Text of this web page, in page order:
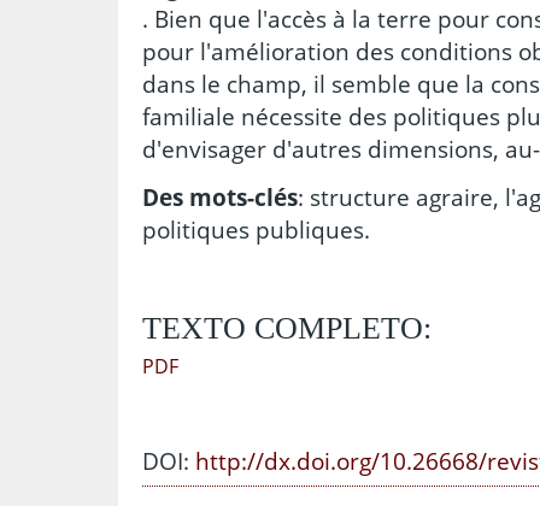
. Bien que l'accès à la terre pour
pour l'amélioration des conditions
dans le champ, il semble que la
familiale nécessite des politiques
d'envisager d'autres dimensions,
Des mots-clés: structure agraire,
politiques publiques.
TEXTO COMPLETO:
PDF
DOI: http://dx.doi.org/10.26668/